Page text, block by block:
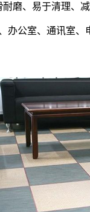
磨、易于清理、减
办公室、通讯室